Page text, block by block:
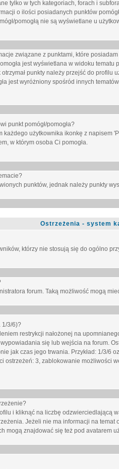
tylko w tych kategoriach, forach i
o ilości posiadanych punktów
pomogłą nie są wyświetlane u
związane z punktami, które
jest wyświetlana w widoku
punkty należy przejść do
jest wyróżniony spośród innych
punkt pomógł/pomogła?
każdego użytkownika ikonkę z napisem
w którym osoba Ci pomogła.
punktów, jednak należy punkty
Ostrzeżenia - system
którzy nie stosują się do ogólno
forum. Taką możliwość mogą
1/3/6)?
restrykcji nałożonej na
się lub wejścia na forum.
jak czas jego trwania. Przykład: 1/3/6
ostrzeżeń: 3, zablokowanie możliwości
i kliknąć na liczbę odzwierciedlającą
Jeżeli nie ma informacji na temat
mogą znajdować się też pod avatarem